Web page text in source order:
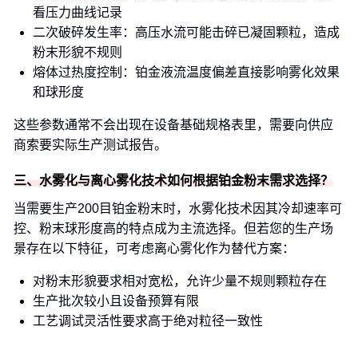
看压力曲线记录
二次破碎发生率：高压水流可能击碎已凝固颗粒，造成
粉末形貌不规则
熔体过热度控制：铂金液流温度偏差直接影响雾化效果
和球形度
这些参数通常不会出现在设备基础规格表里，需要向供应
商索要实际生产测试报告。
三、水雾化与离心雾化技术如何根据铂金粉末需求选择？
当需要生产200目铂金粉末时，水雾化技术因其冷却速率可
控、粉末球形度高的特点成为主流选择。但若您的生产场
景存在以下特征，可考虑离心雾化作为替代方案：
对粉末形貌要求相对宽松，允许少量不规则颗粒存在
生产批次较小且设备预算有限
工艺调试灵活性要求高于绝对粒径一致性